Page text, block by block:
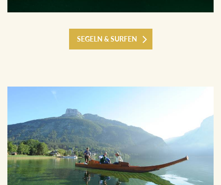
SEGELN & SURFEN